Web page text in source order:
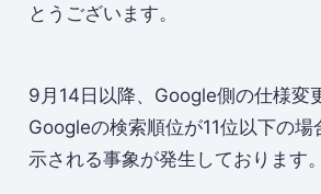
とうございます。
9月14日以降、Google側の仕様変
Googleの検索順位が11位以下の場
示される事象が発生しております。